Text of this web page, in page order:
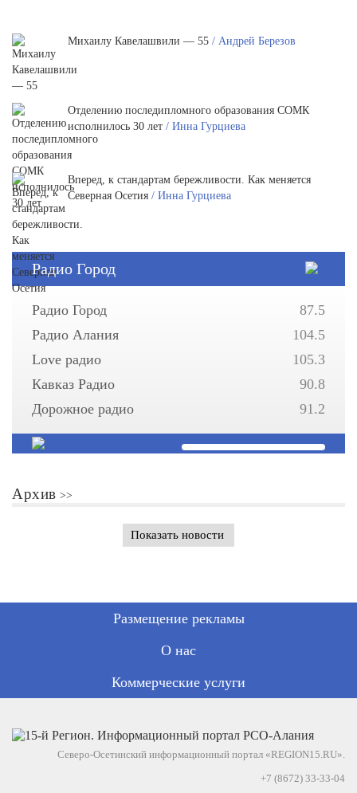
Михаилу Кавелашвили — 55 / Андрей Березов
Отделению последипломного образования СОМК
исполнилось 30 лет / Инна Гурциева
Вперед, к стандартам бережливости. Как меняется
Северная Осетия / Инна Гурциева
Радио Город
Радио Город
87.5
Радио Алания
104.5
Love радио
105.3
Кавказ Радио
90.8
Дорожное радио
91.2
Архив
Показать новости
Размещение рекламы
О нас
Коммерческие услуги
Северо-Осетинский информационный портал «REGION15.RU».
+7 (8672) 33-33-04